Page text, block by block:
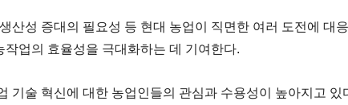
성 증대의 필요성 등 현대 농업이 직면한 여러 도전에 대응
업의 효율성을 극대화하는 데 기여한다.
기술 혁신에 대한 농업인들의 관심과 수용성이 높아지고 있